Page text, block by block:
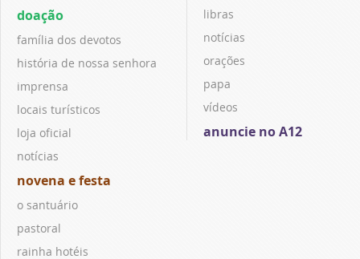
doação
família dos devotos
história de nossa senhora
imprensa
locais turísticos
loja oficial
notícias
novena e festa
o santuário
pastoral
rainha hotéis
libras
notícias
orações
papa
vídeos
anuncie no A12